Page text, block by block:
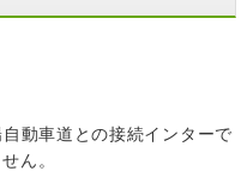
動車道との接続インターで
ん。